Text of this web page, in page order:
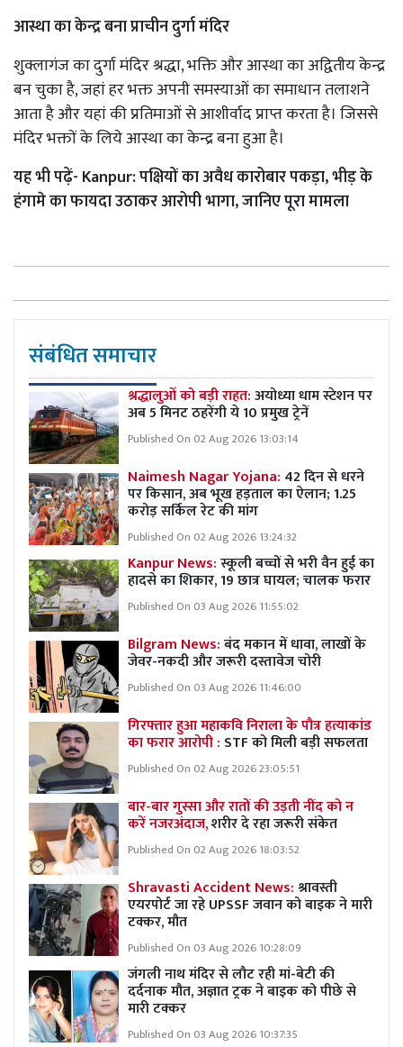
आस्था का केन्द्र बना प्राचीन दुर्गा मंदिर
शुक्लागंज का दुर्गा मंदिर श्रद्धा, भक्ति और आस्था का अद्वितीय केन्द्र
बन चुका है, जहां हर भक्त अपनी समस्याओं का समाधान तलाशने
आता है और यहां की प्रतिमाओं से आशीर्वाद प्राप्त करता है। जिससे
मंदिर भक्तों के लिये आस्था का केन्द्र बना हुआ है।
यह भी पढ़ें- Kanpur: पक्षियों का अवैध कारोबार पकड़ा, भीड़ के
हंगामे का फायदा उठाकर आरोपी भागा, जानिए पूरा मामला
संबंधित समाचार
श्रद्धालुओं को बड़ी राहत:अयोध्या धाम स्टेशन पर
अब 5 मिनट ठहरेंगी ये 10 प्रमुख ट्रेनें
Published On 02 Aug 2026 13:03:14
Naimesh Nagar Yojana: 42 दिन से धरने
पर किसान, अब भूख हड़ताल का ऐलान; 1.25
करोड़ सर्किल रेट की मांग
Published On 02 Aug 2026 13:24:32
Kanpur News:स्कूली बच्चों से भरी वैन हुई का
हादसे का शिकार, 19 छात्र घायल; चालक फरार
Published On 03 Aug 2026 11:55:02
Bilgram News:बंद मकान में धावा, लाखों के
जेवर-नकदी और जरूरी दस्तावेज चोरी
Published On 03 Aug 2026 11:46:00
गिरफ्तार हुआ महाकवि निराला के पौत्र हत्याकांड
का फरार आरोपी : STF को मिली बड़ी सफलता
Published On 02 Aug 2026 23:05:51
बार-बार गुस्सा और रातों की उड़ती नींद को न
करें नजरअंदाज,शरीर दे रहा जरूरी संकेत
Published On 02 Aug 2026 18:03:52
Shravasti Accident News:श्रावस्ती
एयरपोर्ट जा रहे UPSSF जवान को बाइक ने मारी
टक्कर, मौत
Published On 03 Aug 2026 10:28:09
जंगली नाथ मंदिर से लौट रही मां-बेटी की
दर्दनाक मौत, अज्ञात ट्रक ने बाइक को पीछे से
मारी टक्कर
Published On 03 Aug 2026 10:37:35